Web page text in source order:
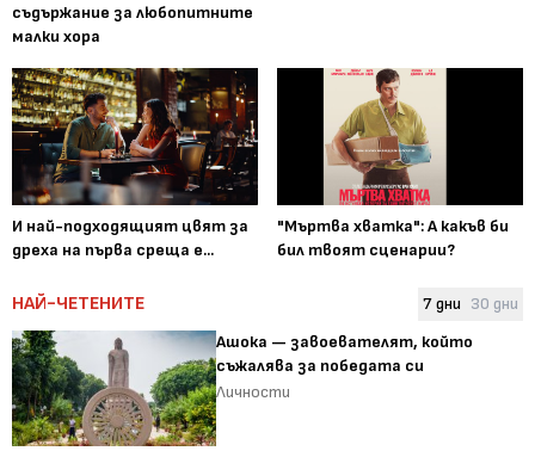
съдържание за любопитните
малки хора
И най-подходящият цвят за
дреха на първа среща е...
"Мъртва хватка": А какъв би
бил твоят сценарии?
НАЙ-ЧЕТЕНИТЕ 7 дни 30 дни
Ашока — завоевателят, който
съжалява за победата си
Личности